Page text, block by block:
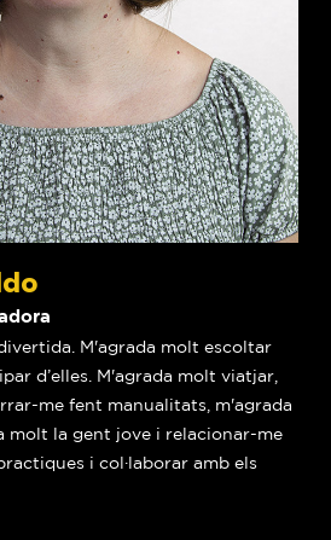
M'agrada molt escoltar
d’elles. M'agrada molt viatjar,
me fent manualitats, m'agrada
molt la gent jove i relacionar-me
i col·laborar amb els